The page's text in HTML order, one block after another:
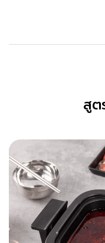
สูต